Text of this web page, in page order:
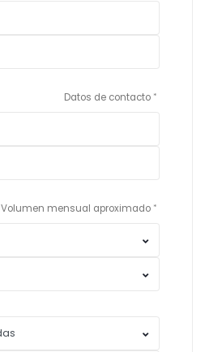
Datos de contacto
Volumen mensual aproximado